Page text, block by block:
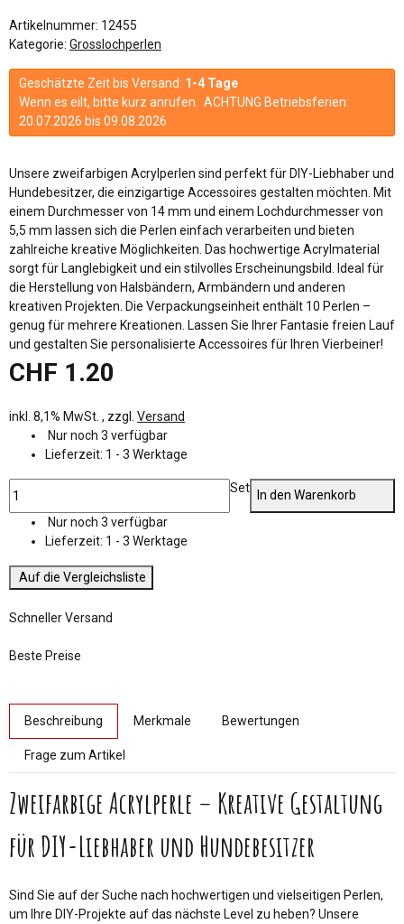
Artikelnummer: 12455
Kategorie: Grosslochperlen
Geschätzte Zeit bis Versand: 1-4 Tage
Wenn es eilt, bitte kurz anrufen. ACHTUNG Betriebsferien:
20.07.2026 bis 09.08.2026
Unsere zweifarbigen Acrylperlen sind perfekt für DIY-Liebhaber und
Hundebesitzer, die einzigartige Accessoires gestalten möchten. Mit
einem Durchmesser von 14 mm und einem Lochdurchmesser von
5,5 mm lassen sich die Perlen einfach verarbeiten und bieten
zahlreiche kreative Möglichkeiten. Das hochwertige Acrylmaterial
sorgt für Langlebigkeit und ein stilvolles Erscheinungsbild. Ideal für
die Herstellung von Halsbändern, Armbändern und anderen
kreativen Projekten. Die Verpackungseinheit enthält 10 Perlen –
genug für mehrere Kreationen. Lassen Sie Ihrer Fantasie freien Lauf
und gestalten Sie personalisierte Accessoires für Ihren Vierbeiner!
CHF 1.20
inkl. 8,1% MwSt. , zzgl. Versand
Nur noch 3 verfügbar
Lieferzeit: 1 - 3 Werktage
Set
In den Warenkorb
Nur noch 3 verfügbar
Lieferzeit: 1 - 3 Werktage
Auf die Vergleichsliste
Schneller Versand
Beste Preise
Beschreibung Merkmale Bewertungen
Frage zum Artikel
Zweifarbige Acrylperle – Kreative Gestaltung
für DIY-Liebhaber und Hundebesitzer
Sind Sie auf der Suche nach hochwertigen und vielseitigen Perlen,
um Ihre DIY-Projekte auf das nächste Level zu heben? Unsere